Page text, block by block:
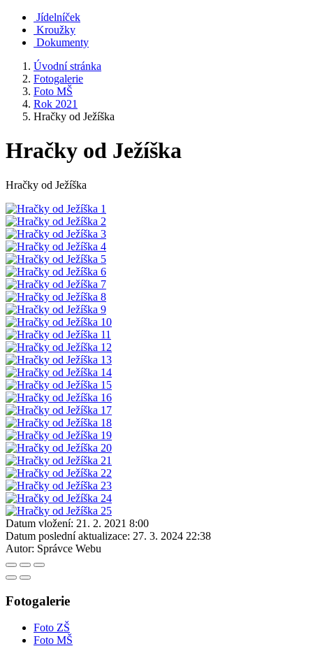
Jídelníček
Kroužky
Dokumenty
Úvodní stránka
Fotogalerie
Foto MŠ
Rok 2021
Hračky od Ježíška
Hračky od Ježíška
Hračky od Ježíška
Datum vložení: 21. 2. 2021 8:00
Datum poslední aktualizace: 27. 3. 2024 22:38
Autor: Správce Webu
Fotogalerie
Foto ZŠ
Foto MŠ